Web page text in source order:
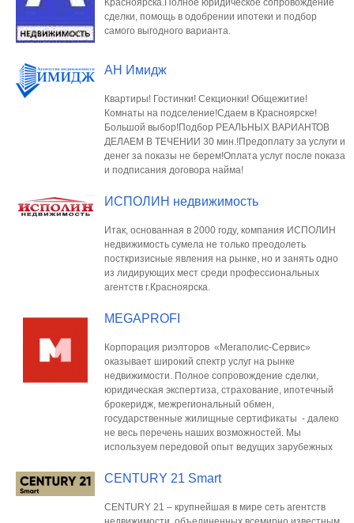
Красноярска.Полное юридическое сопровождение
сделки, помощь в одобрении ипотеки и подбор
самого выгодного варианта.
АН Имидж
Квартиры! Гостинки! Секционки! Общежитие!
Комнаты на подселение!Сдаем в Красноярске!
Большой выбор!Подбор РЕАЛЬНЫХ ВАРИАНТОВ
ДЕЛАЕМ В ТЕЧЕНИИ 30 мин.!Предоплату за услуги и
денег за показы не берем!Оплата услуг после показа
и подписания договора найма!
ИСПОЛИН недвижимость
Итак, основанная в 2000 году, компания ИСПОЛИН
недвижимость сумела не только преодолеть
посткризисные явления на рынке, но и занять одно
из лидирующих мест среди профессиональных
агентств г.Красноярска.
MEGAPROFI
Корпорация риэлторов «Мегаполис-Сервис»
оказывает широкий спектр услуг на рынке
недвижимости. Полное сопровождение сделки,
юридическая экспертиза, страхование, ипотечный
брокеридж, межрегиональный обмен,
государственные жилищные сертификаты - далеко
не весь перечень наших возможностей. Мы
используем передовой опыт ведущих зарубежных
CENTURY 21 Smart
CENTURY 21 – крупнейшая в мире сеть агентств